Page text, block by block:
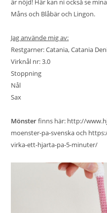
Månsoch Blåbär och Lingon.
Jag använde mig av:
Restgarner: Catania, Catania
Virknål nr: 3.0
Stoppning
Nål
Sax
Mönsterfinns här: http://
moenster-pa-svenskaoch
virka-ett-hjarta-pa-5-minuter/